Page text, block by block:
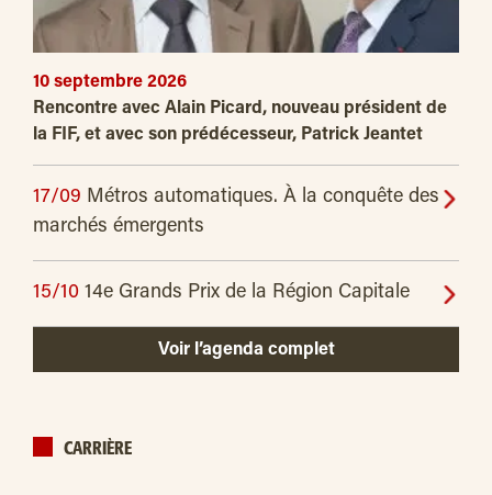
10 septembre 2026
Rencontre avec Alain Picard, nouveau président de
la FIF, et avec son prédécesseur, Patrick Jeantet
17/09 Métros automatiques. À la conquête des
marchés émergents
15/10 14e Grands Prix de la Région Capitale
Voir l’agenda complet
CARRIÈRE